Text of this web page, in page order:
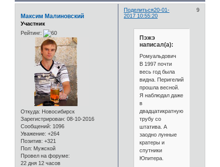
Поделиться 9
20-01-
2017 10:55:20
Максим Малиновский
Участник
Рейтинг:
Откуда: Новосибирск
Зарегистрирован: 08-10-2016
Сообщений: 1096
Уважение: +264
Позитив: +321
Пол: Мужской
Провел на форуме:
22 дня 12 часов
Пэжэ
написал(а):
Ромуальдович
В 1997 почти
весь год была
видна. Перигелий
прошла весной.
Я наблюдал даже
в
двадцатикратную
трубу со
штатива. А
заодно лунные
кратеры и
спутники
Юпитера.